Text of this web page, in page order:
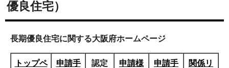
優良住宅）
長期優良住宅に関する大阪府ホームページ
トップペ
申請手
認定
申請様
申請手
関係リ